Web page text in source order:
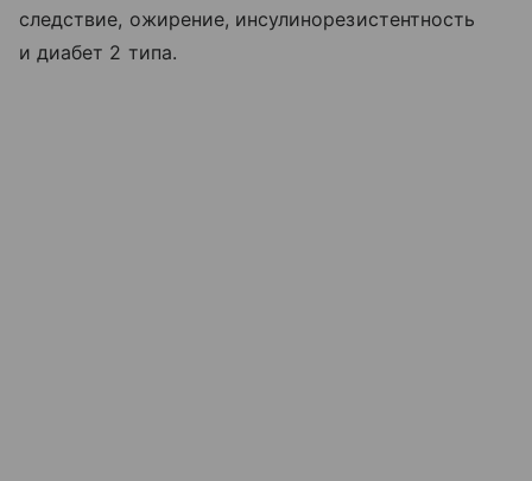
следствие, ожирение, инсулинорезистентность
и диабет 2 типа.